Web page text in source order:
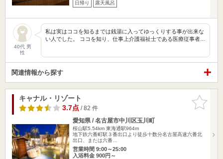
日帰り 露天風呂
40代 男
性
私は実はココを知るまでは銭湯に入ってゆっくりする事が出来な
い人でした。 ココを知り、仕事上介護福祉士である医療従事者…
関連情報から探す
お気に入
りに追加
キャナル・リゾート
3.7点/ 82 件
愛知県 / 名古屋市中川区玉川町
桜山駅5.54km 東海通駅964m
地下鉄六番町駅３番出口より徒歩十数分名古屋高速六番北
出口、または六番…
営業時間 9:00～25:00
入浴料金 900円～